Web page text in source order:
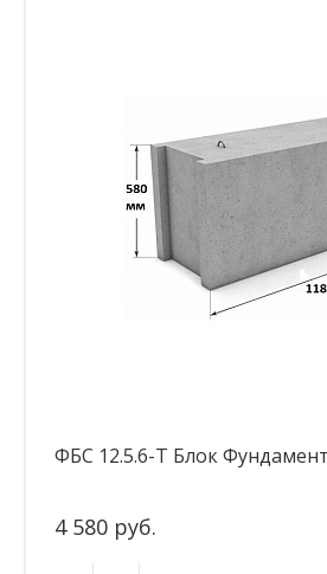
ФБС 12.5.6-Т Блок
4 580 руб.